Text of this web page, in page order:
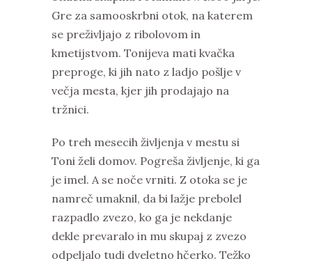
Gre za samooskrbni otok, na katerem
se preživljajo z ribolovom in
kmetijstvom. Tonijeva mati kvačka
preproge, ki jih nato z ladjo pošlje v
večja mesta, kjer jih prodajajo na
tržnici.
Po treh mesecih življenja v mestu si
Toni želi domov. Pogreša življenje, ki ga
je imel. A se noče vrniti. Z otoka se je
namreč umaknil, da bi lažje prebolel
razpadlo zvezo, ko ga je nekdanje
dekle prevaralo in mu skupaj z zvezo
odpeljalo tudi dveletno hčerko. Težko